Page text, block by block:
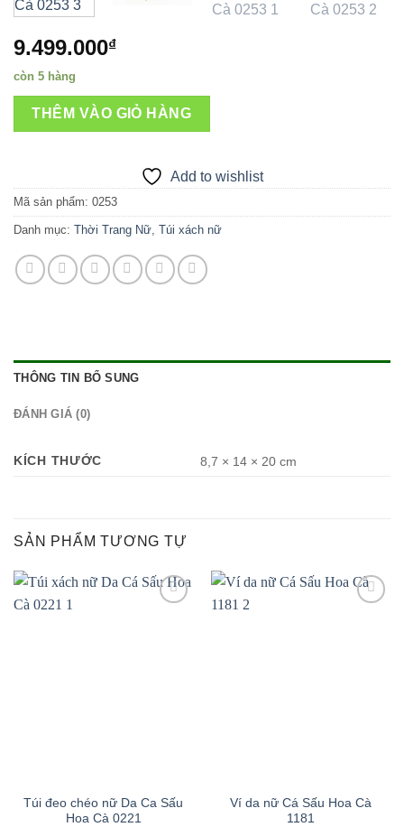
9.499.000₫
còn 5 hàng
THÊM VÀO GIỎ HÀNG
Add to wishlist
Mã sản phẩm: 0253
Danh mục: Thời Trang Nữ Túi xách nữ
THÔNG TIN BỔ SUNG
ĐÁNH GIÁ (0)
KÍCH THƯỚC 8,7 × 14 × 20 cm
SẢN PHẨM TƯƠNG TỰ
Túi đeo chéo nữ Da Ca Sấu
Hoa Cà 0221
Ví da nữ Cá Sấu Hoa Cà
1181